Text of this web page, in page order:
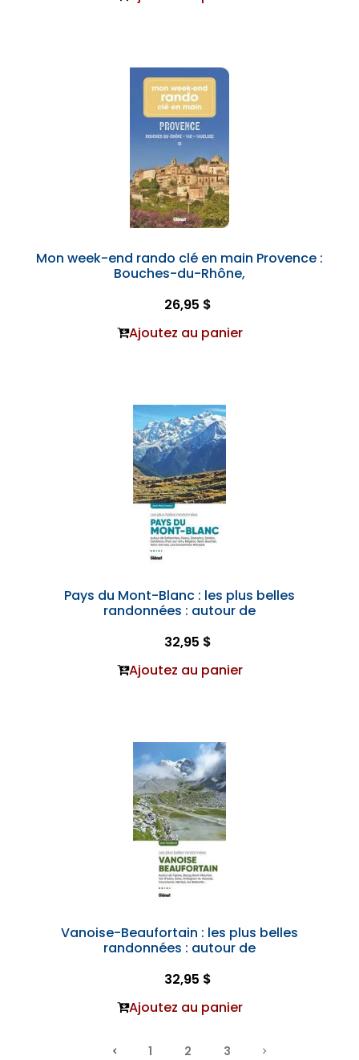
Mon week-end rando clé en main Provence :
Bouches-du-Rhône,
26,95 $
Ajoutez au panier
Pays du Mont-Blanc : les plus belles
randonnées : autour de
32,95 $
Ajoutez au panier
Vanoise-Beaufortain : les plus belles
randonnées : autour de
32,95 $
Ajoutez au panier
1 2 3